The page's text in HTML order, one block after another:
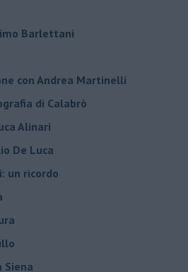
Barlettani
con Andrea Martinelli
di Calabrò
Alinari
De Luca
un ricordo
Siena